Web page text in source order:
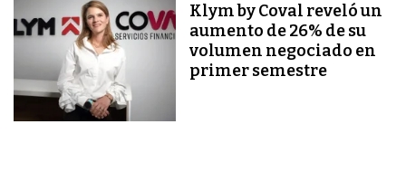
Klym by Coval reveló un
aumento de 26% de su
volumen negociado en
primer semestre